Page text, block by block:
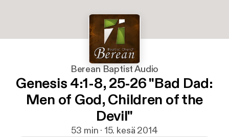
Berean Baptist Audio
Genesis 4:1-8, 25-26 "Bad Dad:
Men of God, Children of the
Devil"
53 min · 15. kesä 2014